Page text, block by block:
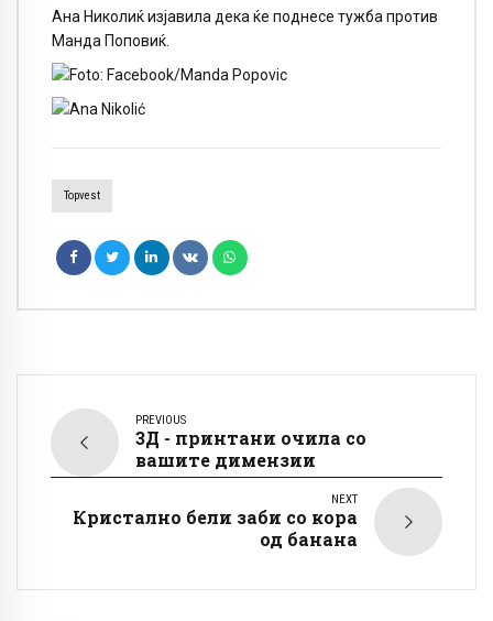
Ана Николиќ изјавила дека ќе поднесе тужба против
Манда Поповиќ.
Topvest
PREVIOUS
3Д - принтани очила со
вашите димензии
NEXT
Кристално бели заби со кора
од банана